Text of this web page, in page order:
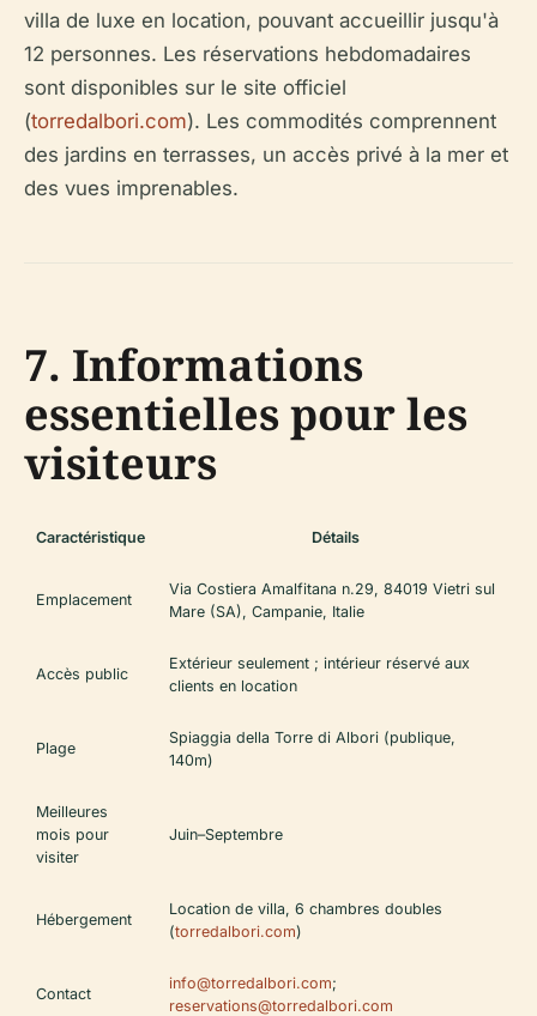
villa de luxe en location, pouvant accueillir jusqu'à
12 personnes. Les réservations hebdomadaires
sont disponibles sur le site officiel
(torredalbori.com). Les commodités comprennent
des jardins en terrasses, un accès privé à la mer et
des vues imprenables.
7. Informations
essentielles pour les
visiteurs
Caractéristique Détails
Emplacement
Via Costiera Amalfitana n.29, 84019 Vietri sul
Mare (SA), Campanie, Italie
Accès public
Extérieur seulement ; intérieur réservé aux
clients en location
Plage
Spiaggia della Torre di Albori (publique,
140m)
Meilleures
mois pour
visiter
Juin–Septembre
Hébergement
Location de villa, 6 chambres doubles
(torredalbori.com)
Contact
info@torredalbori.com;
reservations@torredalbori.com